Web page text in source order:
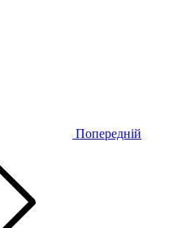
Попередній